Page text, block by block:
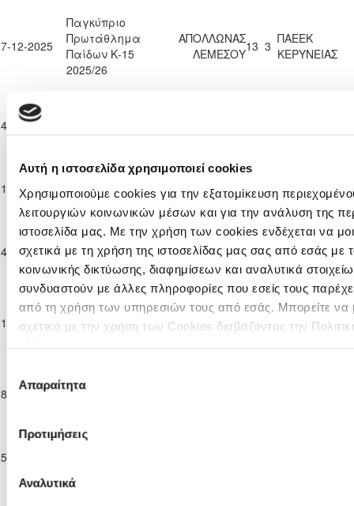
Αυτή η ιστοσελίδα χρησιμοποιεί cookies
Χρησιμοποιούμε cookies για την εξατομίκευση
λειτουργιών κοινωνικών μέσων και για την ανάλυση της
ιστοσελίδα μας. Με την χρήση των cookies ενδέχεται να
σχετικά με τη χρήση της ιστοσελίδας μας σας από εσάς
κοινωνικής δικτύωσης, διαφημίσεων και αναλυτικά
συνδυαστούν με άλλες πληροφορίες που εσείς τους
από τη χρήση των υπηρεσιών τους από εσάς. Μπορείτε να
σχετικά με την χρήση των Cookies διαβάζοντας την
συγκατάθεσης
Απαραίτητα
Προτιμήσεις
Αναλυτικά
12-2025
Παγκύπριο
Πρωτάθλημα
Παίδων Κ-15
2025/26
ΑΠΟΛΛΩΝΑΣ
ΛΕΜΕΣΟΥ13 3 ΠΑΕΕΚ
ΚΕΡΥΝΕΙΑΣ
12-2025
Παίδων Κ-15
ΛΕΜΕΣΟΥ
12-2025
Παγκύπριο
Παίδων Κ-15
2025/26
ΑΣΠΙΣ
ΑΥΤΟΣΤΕΓΑΣΕΩΣ
ΓΕΡΙΟΥ
4 0 ΛΕΜΕΣΟΥ
01-2026
Παγκύπριο
Πρωτάθλημα
Παίδων Κ-15
2025/26
ΑΠΟΛΛΩΝΑΣ
ΛΕΜΕΣΟΥ11 1
ΣΩΜΑΤΕΙΟ
STARS
01-2026
Παγκύπριο
Πρωτάθλημα
Παίδων Κ-15 ΕΡΜΗΣ ΑΡΑΔΙΠΠΟΥ 0 11ΑΠΟΛΛΩΝΑΣ
ΛΕΜΕΣΟΥ
01-2026
Πρωτάθλημα
01-2026
Παγκύπριο
2025/26